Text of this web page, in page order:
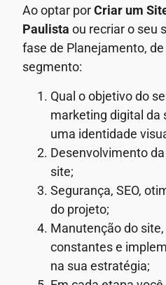
Ao optar porCriar um
Paulista ou recriar o seu
fase de Planejamento,
segmento:
Qual o objetivo do
marketing digital da
uma identidade
Desenvolvimento
site;
Segurança, SEO,
do projeto;
Manutenção do
constantes e
na sua estratégia;